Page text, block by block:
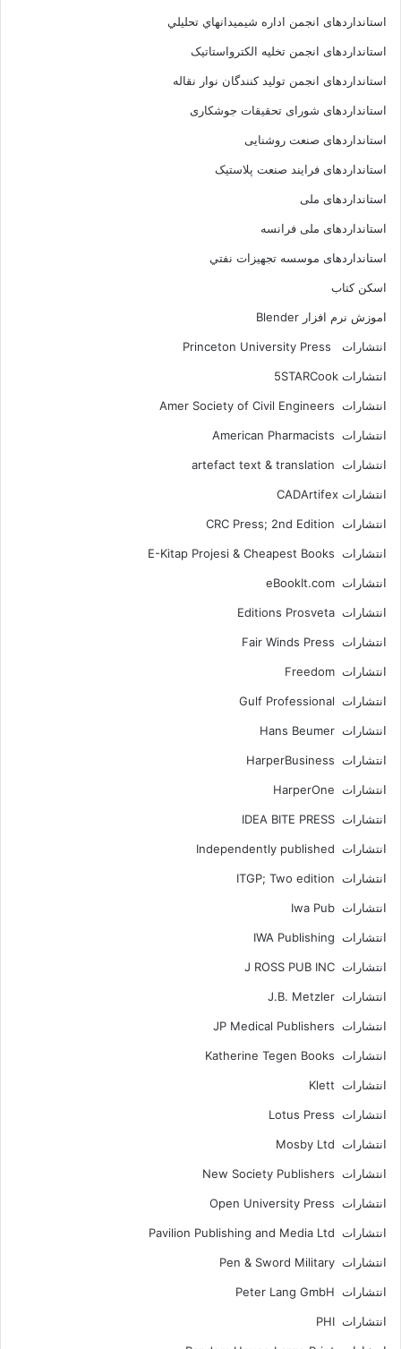
استانداردهای انجمن اداره شيميدانهاي تحليلي
استانداردهای انجمن تخليه الکترواستاتيک
استانداردهای انجمن توليد کنندگان نوار نقاله
استانداردهای شورای تحقیقات جوشکاری
استانداردهای صنعت روشنایی
استانداردهای فرايند صنعت پلاستيک
استانداردهای ملی
استانداردهای ملی فرانسه
استانداردهای موسسه تجهيزات نفتي
اسکن کتاب
اموزش نرم افزار Blender
انتشارات Princeton University Press
انتشارات ‎ 5STARCook
انتشارات Amer Society of Civil Engineers
انتشارات American Pharmacists
انتشارات artefact text & translation
انتشارات ‎ CADArtifex
انتشارات CRC Press; 2nd Edition
انتشارات E-Kitap Projesi & Cheapest Books
انتشارات eBookIt.com
انتشارات Editions Prosveta
انتشارات Fair Winds Press
انتشارات Freedom
انتشارات Gulf Professional
انتشارات Hans Beumer
انتشارات HarperBusiness
انتشارات HarperOne
انتشارات IDEA BITE PRESS
انتشارات Independently published
انتشارات ITGP; Two edition
انتشارات Iwa Pub
انتشارات IWA Publishing
انتشارات J ROSS PUB INC
انتشارات J.B. Metzler
انتشارات JP Medical Publishers
انتشارات Katherine Tegen Books
انتشارات Klett
انتشارات Lotus Press
انتشارات Mosby Ltd
انتشارات New Society Publishers
انتشارات Open University Press
انتشارات Pavilion Publishing and Media Ltd
انتشارات Pen & Sword Military
انتشارات Peter Lang GmbH
انتشارات PHI